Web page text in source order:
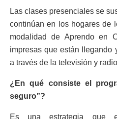
Las clases presenciales se
continúan en los hogares de
modalidad de Aprendo en
impresas que están llegando
a través de la televisión y
¿En qué consiste el
seguro”?
Es una estrategia que